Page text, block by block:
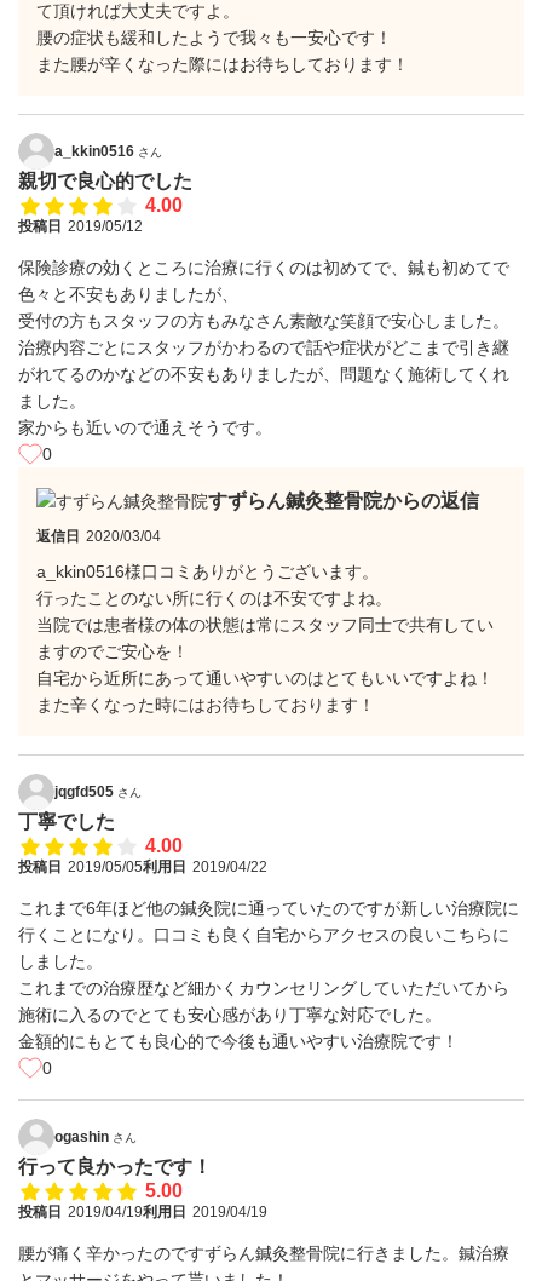
て頂ければ大丈夫ですよ。
腰の症状も緩和したようで我々も一安心です！
また腰が辛くなった際にはお待ちしております！
a_kkin0516 さん
親切で良心的でした
4.00
投稿日 2019/05/12
保険診療の効くところに治療に行くのは初めてで、鍼も初めてで
色々と不安もありましたが、
受付の方もスタッフの方もみなさん素敵な笑顔で安心しました。
治療内容ごとにスタッフがかわるので話や症状がどこまで引き継
がれてるのかなどの不安もありましたが、問題なく施術してくれ
ました。
家からも近いので通えそうです。
0
すずらん鍼灸整骨院からの返信
返信日 2020/03/04
a_kkin0516様口コミありがとうございます。
行ったことのない所に行くのは不安ですよね。
当院では患者様の体の状態は常にスタッフ同士で共有してい
ますのでご安心を！
自宅から近所にあって通いやすいのはとてもいいですよね！
また辛くなった時にはお待ちしております！
jqgfd505 さん
丁寧でした
4.00
投稿日 2019/05/05利用日 2019/04/22
これまで6年ほど他の鍼灸院に通っていたのですが新しい治療院に
行くことになり。口コミも良く自宅からアクセスの良いこちらに
しました。
これまでの治療歴など細かくカウンセリングしていただいてから
施術に入るのでとても安心感があり丁寧な対応でした。
金額的にもとても良心的で今後も通いやすい治療院です！
0
ogashin さん
行って良かったです！
5.00
投稿日 2019/04/19利用日 2019/04/19
腰が痛く辛かったのですずらん鍼灸整骨院に行きました。鍼治療